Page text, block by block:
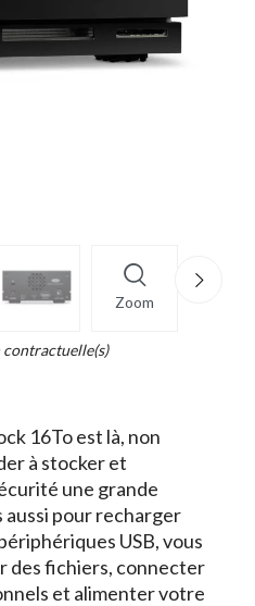
Zoom
contractuelle(s)
16To est là, non
à stocker et
une grande
aussi pour recharger
USB, vous
des fichiers, connecter
et alimenter votre